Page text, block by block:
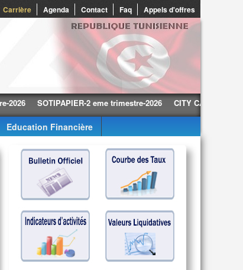
Carrière Agenda Contact Faq Appels d'offres
SOTIPAPIER-2 eme trimestre-2026 CITY CARS-2 eme
Education Financière